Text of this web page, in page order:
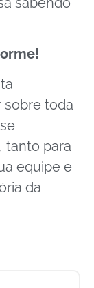
sobre toda
tanto para
equipe e
da